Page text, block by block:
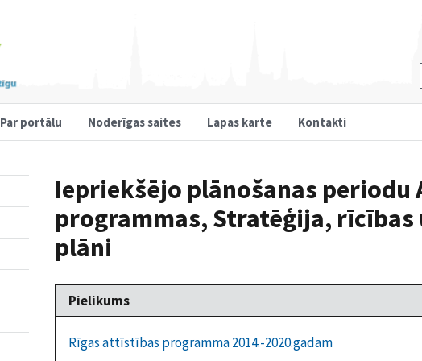
Par portālu Noderīgas saites Lapas karte Kontakti
Iepriekšējo plānošanas periodu
programmas, Stratēģija,
plāni
Pielikums
Rīgas attīstības programma 2014.-2020.gadam